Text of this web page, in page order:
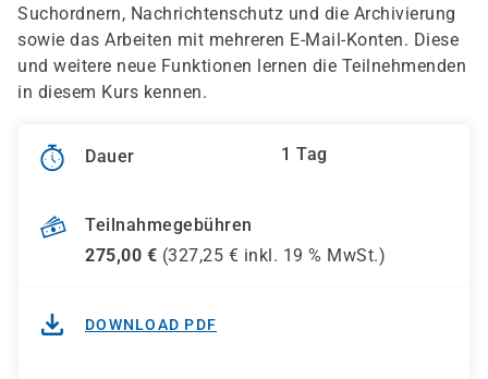
Suchordnern, Nachrichtenschutz und die Archivierung
sowie das Arbeiten mit mehreren E-Mail-Konten. Diese
und weitere neue Funktionen lernen die Teilnehmenden
in diesem Kurs kennen.
Dauer 1 Tag
Teilnahmegebühren
275,00 € (327,25 € inkl. 19 % MwSt.)
DOWNLOAD PDF